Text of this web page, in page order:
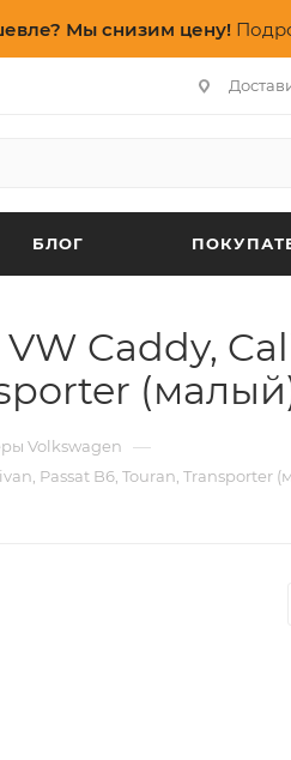
Мы снизим цену!
БЛОГ
Caddy,
Volkswagen —
Passat B6, Touran, Transporter